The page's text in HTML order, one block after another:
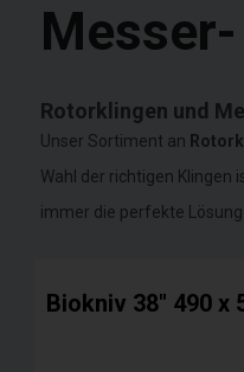
Rotorklingen und
Unser Sortiment an
Wahl der richtigen Klingen
immer die perfekte
Biokniv 38" 490 x